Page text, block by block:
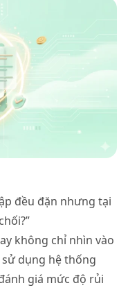
đều đặn nhưng tại
không chỉ nhìn vào
sử dụng hệ thống
giá mức độ rủi